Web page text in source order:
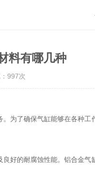
料有哪几种
997次
为了确保气缸能够在各种
好的耐腐蚀性能。铝合金